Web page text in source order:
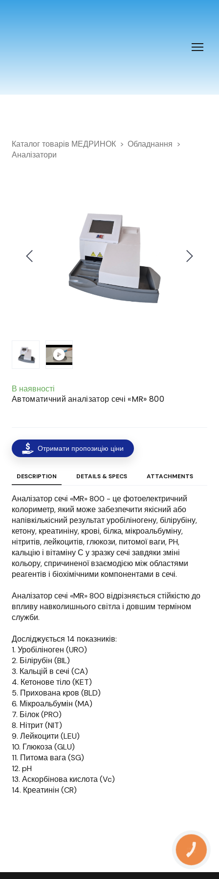
Каталог товарів МЕДРИНОК
Обладнання
Аналізатори
В наявності
Автоматичний аналізатор сечі «MR» 800
Отримати пропозицію ціни
DESCRIPTION DETAILS & SPECS ATTACHMENTS
Аналізатор сечі «MR» 800 - це фотоелектричний
колориметр, який може забезпечити якісний або
напівкількісний результат уробіліногену, білірубіну,
кетону, креатиніну, крові, білка, мікроальбуміну,
нітритів, лейкоцитів, глюкози, питомої ваги, PH,
кальцію і вітаміну С у зразку сечі завдяки зміні
кольору, спричиненої взаємодією між областями
реагентів і біохімічними компонентами в сечі.
Аналізатор сечі «MR» 800 відрізняється стійкістю до
впливу навколишнього світла і довшим терміном
служби.
Досліджується 14 показників:
1. Уробіліноген (URO)
2. Білірубін (BIL)
3. Кальцій в сечі (CA)
4. Кетонове тіло (KET)
5. Прихована кров (BLD)
6. Мікроальбумін (MA)
7. Білок (PRO)
8. Нітрит (NIT)
9. Лейкоцити (LEU)
10. Глюкоза (GLU)
11. Питома вага (SG)
12. pH
13. Аскорбінова кислота (Vc)
14. Креатинін (CR)
КНОПКА
ЗВ'ЯЗКУ